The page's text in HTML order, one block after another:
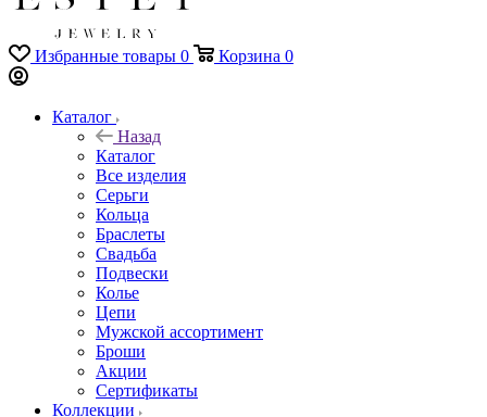
Избранные товары 0 Корзина 0
Каталог
Назад
Каталог
Все изделия
Серьги
Кольца
Браслеты
Свадьба
Подвески
Колье
Цепи
Мужской ассортимент
Броши
Акции
Сертификаты
Коллекции